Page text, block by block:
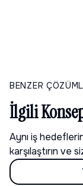
BENZER
İlgili
Aynı iş
karşılaştırın ve